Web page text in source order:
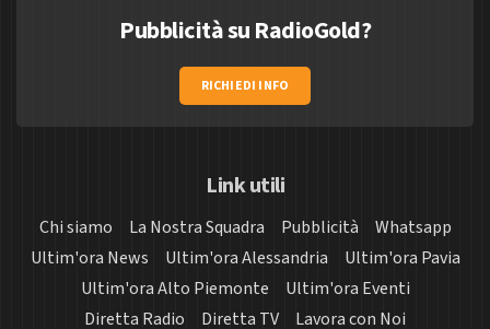
Pubblicità su RadioGold?
RICHIEDI INFO
Link utili
Chi siamo La Nostra Squadra Pubblicità
Whatsapp
Ultim'ora News
Ultim'ora Alessandria
Ultim'ora Pavia
Ultim'ora Alto Piemonte
Ultim'ora Eventi
Diretta Radio
Diretta TV Lavora con Noi